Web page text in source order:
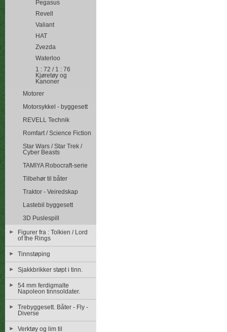
Pegasus
Revell
Valiant
HAT
Zvezda
Waterloo
1 : 72 / 1 : 76
Kjøretøy og
Kanoner
Motorer
Motorsykkel - byggesett
REVELL Technik
Romfart / Science Fiction
Star Wars / Star Trek /
Cyber Beasts
TAMIYA Robocraft-serie
Tilbehør til båter
Traktor - Veiredskap
Lastebil byggesett
3D Puslespill
Figurer fra : Tolkien / Lord
of the Rings
Tinnstøping
Sjakkbrikker støpt i tinn.
54 mm ferdigmalte
Napoleon tinnsoldater.
Trebyggesett. Båter - Fly -
Diverse
Verktøy og lim til